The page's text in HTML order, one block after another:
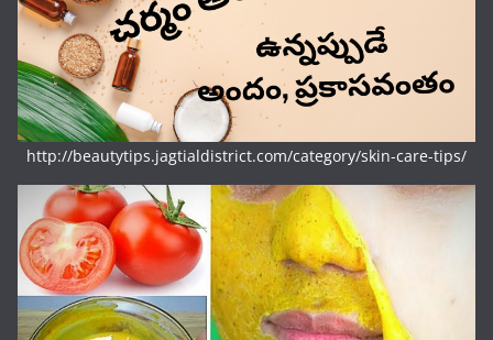
http://beautytips.jagtialdistrict.com/category/skin-care-tips/